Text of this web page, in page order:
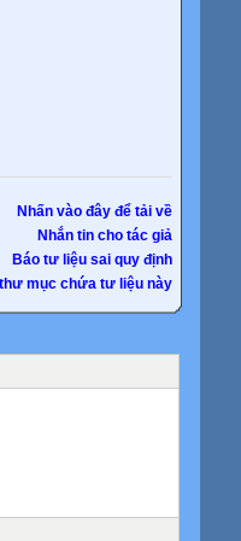
Nhấn vào đây để tải về
Nhắn tin cho tác giả
Báo tư liệu sai quy định
mục chứa tư liệu này